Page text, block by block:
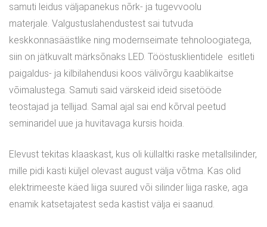
samuti leidus väljapanekus nõrk- ja tugevvoolu
materjale. Valgustuslahendustest sai tutvuda
keskkonnasäästlike ning modernseimate tehnoloogiatega,
siin on jätkuvalt märksõnaks LED. Tööstusklientidele esitleti
paigaldus- ja kilbilahendusi koos välivõrgu kaablikaitse
võimalustega. Samuti said värskeid ideid sisetööde
teostajad ja tellijad. Samal ajal sai end kõrval peetud
seminaridel uue ja huvitavaga kursis hoida.
Elevust tekitas klaaskast, kus oli küllaltki raske metallsilinder,
mille pidi kasti küljel olevast august välja võtma. Kas olid
elektrimeeste käed liiga suured või silinder liiga raske, aga
enamik katsetajatest seda kastist välja ei saanud.